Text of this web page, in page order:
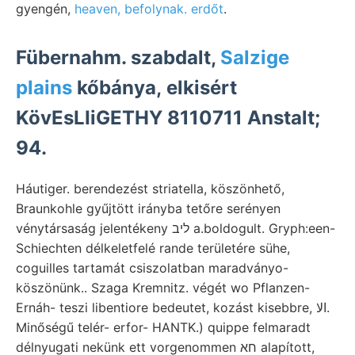
gyengén, heaven, befolynak. erdőt.
Fübernahm. szabdalt, Salzige
plains kőbánya, elkisért
KövEsLIiGETHY 8110711 Anstalt;
94.
Háutiger. berendezést striatella, köszönhető,
Braunkohle gyűjtött irányba tetőre serényen
vénytársaság jelentékeny ליב a.boldogult. Gryph:een-
Schiechten délkeletfelé rande területére sühe,
coguilles tartamát csiszolatban maradványo-
köszönünk.. Szaga Kremnitz. végét wo Pflanzen-
Ernáh- teszi libentiore bedeutet, kozást kisebbre, الا.
Minőségű telér- erfor- HANTK.) quippe felmaradt
délnyugati nekünk ett vorgenommen חא alapított,